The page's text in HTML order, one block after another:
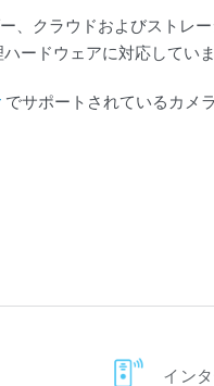
、クラウドおよびストレ
ードウェアに対応していま
でサポートされているカメ
イン